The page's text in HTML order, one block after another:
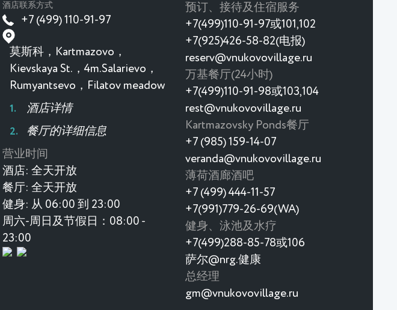
酒店联系方式
+7 (499) 110-91-97
莫斯科，Kartmazovo，
Kievskaya St.，4m.Salarievo，
Rumyantsevo，Filatov meadow
酒店详情
餐厅的详细信息
营业时间
酒店: 全天开放
餐厅: 全天开放
健身: 从 06:00 到 23:00
周六-周日及节假日：08:00 -
23:00
预订、接待及住宿服务
+7(499)110-91-97或101,102
+7(925)426-58-82(电报)
reserv@vnukovovillage.ru
万基餐厅(24小时)
+7(499)110-91-98或103,104
rest@vnukovovillage.ru
Kartmazovsky Ponds餐厅
+7 (985) 159-14-07
veranda@vnukovovillage.ru
薄荷酒廊酒吧
+7 (499) 444-11-57
+7(991)779-26-69(WA)
健身、泳池及水疗
+7(499)288-85-78或106
萨尔@nrg.健康
总经理
gm@vnukovovillage.ru